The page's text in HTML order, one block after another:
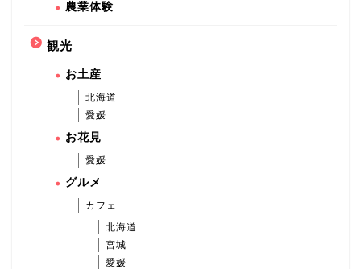
農業体験
観光
お土産
北海道
愛媛
お花見
愛媛
グルメ
カフェ
北海道
宮城
愛媛